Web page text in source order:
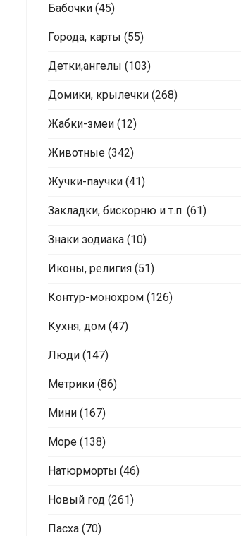
Бабочки (45)
Города, карты (55)
Детки,ангелы (103)
Домики, крылечки (268)
Жабки-змеи (12)
Животные (342)
Жучки-паучки (41)
Закладки, бискорню и т.п. (61)
Знаки зодиака (10)
Иконы, религия (51)
Контур-монохром (126)
Кухня, дом (47)
Люди (147)
Метрики (86)
Мини (167)
Море (138)
Натюрморты (46)
Новый год (261)
Пасха (70)